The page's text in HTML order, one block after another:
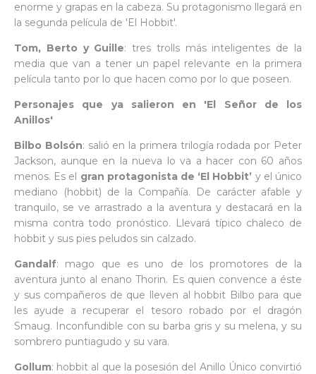
enorme y grapas en la cabeza. Su protagonismo llegará en
la segunda película de 'El Hobbit'.
Tom, Berto y Guille: tres trolls más inteligentes de la
media que van a tener un papel relevante en la primera
película tanto por lo que hacen como por lo que poseen.
Personajes que ya salieron en 'El Señor de los
Anillos'
Bilbo Bolsón: salió en la primera trilogía rodada por Peter
Jackson, aunque en la nueva lo va a hacer con 60 años
menos. Es el gran protagonista de ‘El Hobbit’ y el único
mediano (hobbit) de la Compañía. De carácter afable y
tranquilo, se ve arrastrado a la aventura y destacará en la
misma contra todo pronóstico. Llevará típico chaleco de
hobbit y sus pies peludos sin calzado.
Gandalf: mago que es uno de los promotores de la
aventura junto al enano Thorin. Es quien convence a éste
y sus compañeros de que lleven al hobbit Bilbo para que
les ayude a recuperar el tesoro robado por el dragón
Smaug. Inconfundible con su barba gris y su melena, y su
sombrero puntiagudo y su vara.
Gollum: hobbit al que la posesión del Anillo Único convirtió